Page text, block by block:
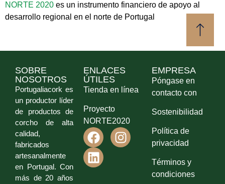
NORTE 2020 es un instrumento financiero de apoyo al
desarrollo regional en el norte de Portugal
SOBRE
NOSOTROS
Portugaliacork es
un productor líder
de productos de
corcho de alta
calidad,
fabricados
artesanalmente
en Portugal. Con
más de 20 años
ENLACES
ÚTILES
Tienda en línea
Proyecto
NORTE2020
EMPRESA
Póngase en
contacto con
Sostenibilidad
Política de
privacidad
Términos y
condiciones